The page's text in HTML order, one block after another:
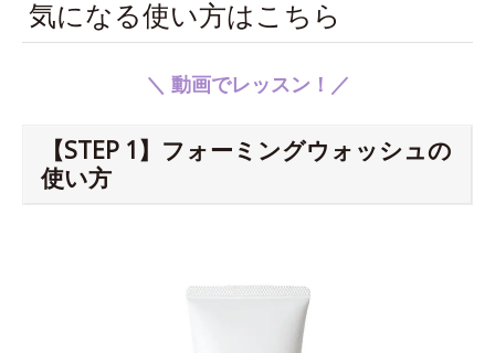
気になる使い方はこちら
＼ 動画でレッスン！／
【STEP 1】フォーミングウォッシュの
使い方